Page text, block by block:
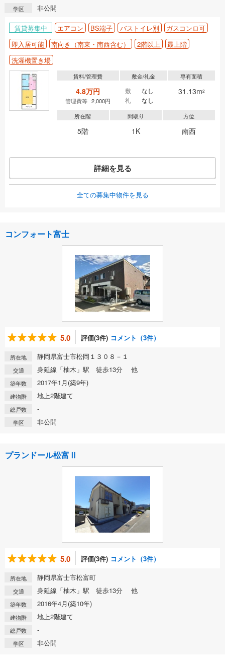
学区 非公開
賃貸募集中 エアコン BS端子 バストイレ別
ガスコンロ可
即入居可能
南向き（南東・南西含む） 2階以上
最上階
洗濯機置き場
賃料/管理費
4.8万円
管理費等 2,000円
敷金/礼金
敷
なし
礼
なし
専有面積
31.13m2
所在階
5階
間取り
1K
方位
南西
詳細を見る
全ての募集中物件を見る
コンフォート富士
5.0 評価(3件) コメント（3件）
所在地 静岡県富士市松岡１３０８－１
交通 身延線「柚木」駅 徒歩13分 他
築年数 2017年1月(築9年)
建物階 地上2階建て
総戸数 -
学区 非公開
プランドール松富Ⅱ
5.0 評価(3件) コメント（3件）
所在地 静岡県富士市松富町
交通 身延線「柚木」駅 徒歩13分 他
築年数 2016年4月(築10年)
建物階 地上2階建て
総戸数 -
学区 非公開